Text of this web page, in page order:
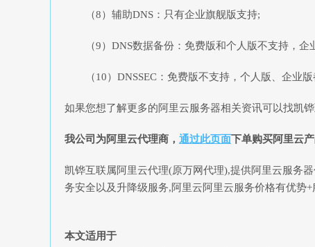
（8）辅助DNS：只有企业旗舰版支持;
（9）DNS数据备份：免费版和个人版不支持，企
（10）DNSSEC：免费版不支持，个人版、企业版
如果您想了解更多的阿里云服务器相关资讯可以找凯
我公司为阿里云代理商 ， 通过此页面下单购买阿里云
凯铧互联属阿里云代理(原万网代理),提供阿里云服务
务安全以及升降级服务,阿里云阿里云服务价格有优势+
本文适用于